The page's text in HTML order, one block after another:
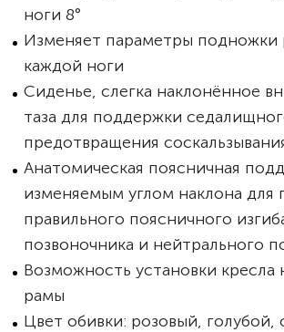
ноги 8°
Изменяет параметры подножки
каждой ноги
Сиденье, слегка наклонённое
таза для поддержки
предотвращения
Анатомическая поясничная
изменяемым углом наклона для
правильного поясничного
позвоночника и нейтрального
Возможность установки кресла
рамы
Цвет обивки: розовый, голубой,